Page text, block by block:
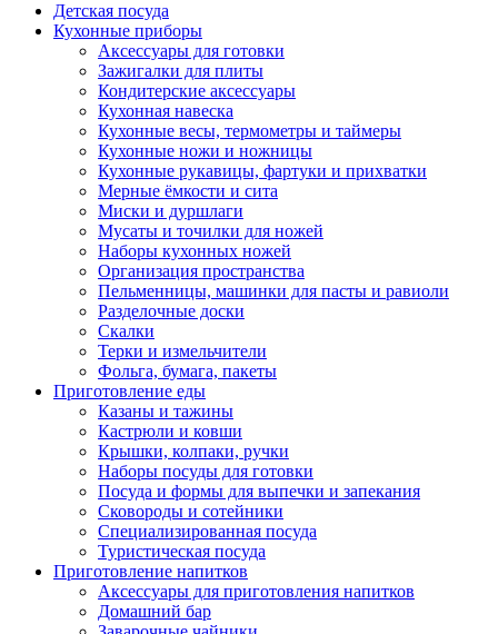
Детская посуда
Кухонные приборы
Аксессуары для готовки
Зажигалки для плиты
Кондитерские аксессуары
Кухонная навеска
Кухонные весы, термометры и таймеры
Кухонные ножи и ножницы
Кухонные рукавицы, фартуки и прихватки
Мерные ёмкости и сита
Миски и дуршлаги
Мусаты и точилки для ножей
Наборы кухонных ножей
Организация пространства
Пельменницы, машинки для пасты и равиоли
Разделочные доски
Скалки
Терки и измельчители
Фольга, бумага, пакеты
Приготовление еды
Казаны и тажины
Кастрюли и ковши
Крышки, колпаки, ручки
Наборы посуды для готовки
Посуда и формы для выпечки и запекания
Сковороды и сотейники
Специализированная посуда
Туристическая посуда
Приготовление напитков
Аксессуары для приготовления напитков
Домашний бар